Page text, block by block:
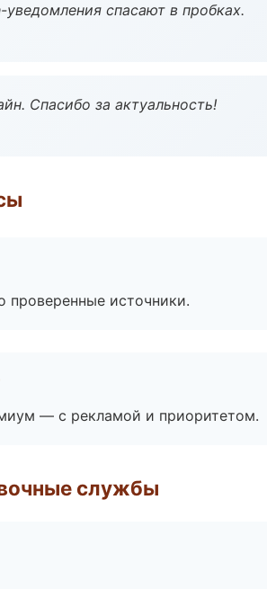
спасают в пробках.
Спасибо за актуальность!
проверенные источники.
— с рекламой и приоритетом.
службы